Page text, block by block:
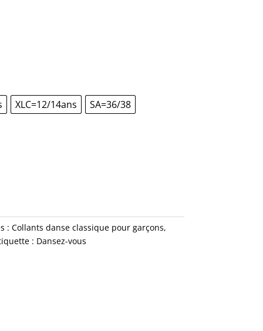
XLC=12/14ans SA=36/38
:Collants danse classique pour garçons,
: Dansez-vous